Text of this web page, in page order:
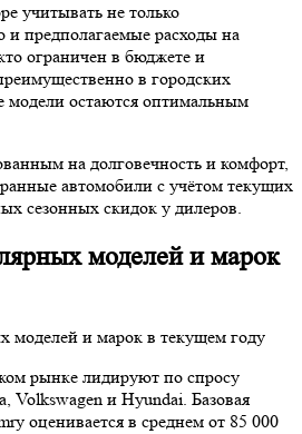
учитывать не только
и предполагаемые расходы на
ограничен в бюджете и
в городских
модели остаются оптимальным
на долговечность и комфорт,
автомобили с учётом текущих
сезонных скидок у дилеров.
моделей и марок
рынке лидируют по спросу
Volkswagen и Hyundai. Базовая
оценивается в среднем от 85 000